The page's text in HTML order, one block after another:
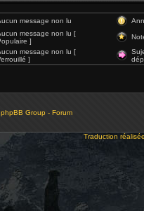
message non lu
message non lu [
]
message non lu [
]
Group - Forum
Traduction